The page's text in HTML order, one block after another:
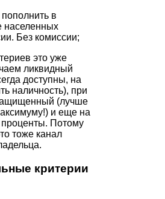
в
населенных
Без комиссии;
это уже
ликвидный
доступны, на
наличность), при
(лучше
и еще на
проценты. Потому
тоже канал
критерии